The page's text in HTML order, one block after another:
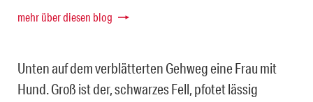
mehr über diesen blog
Unten auf dem verblätterten Gehweg eine Frau mit
Hund. Groß ist der, schwarzes Fell, pfotet lässig